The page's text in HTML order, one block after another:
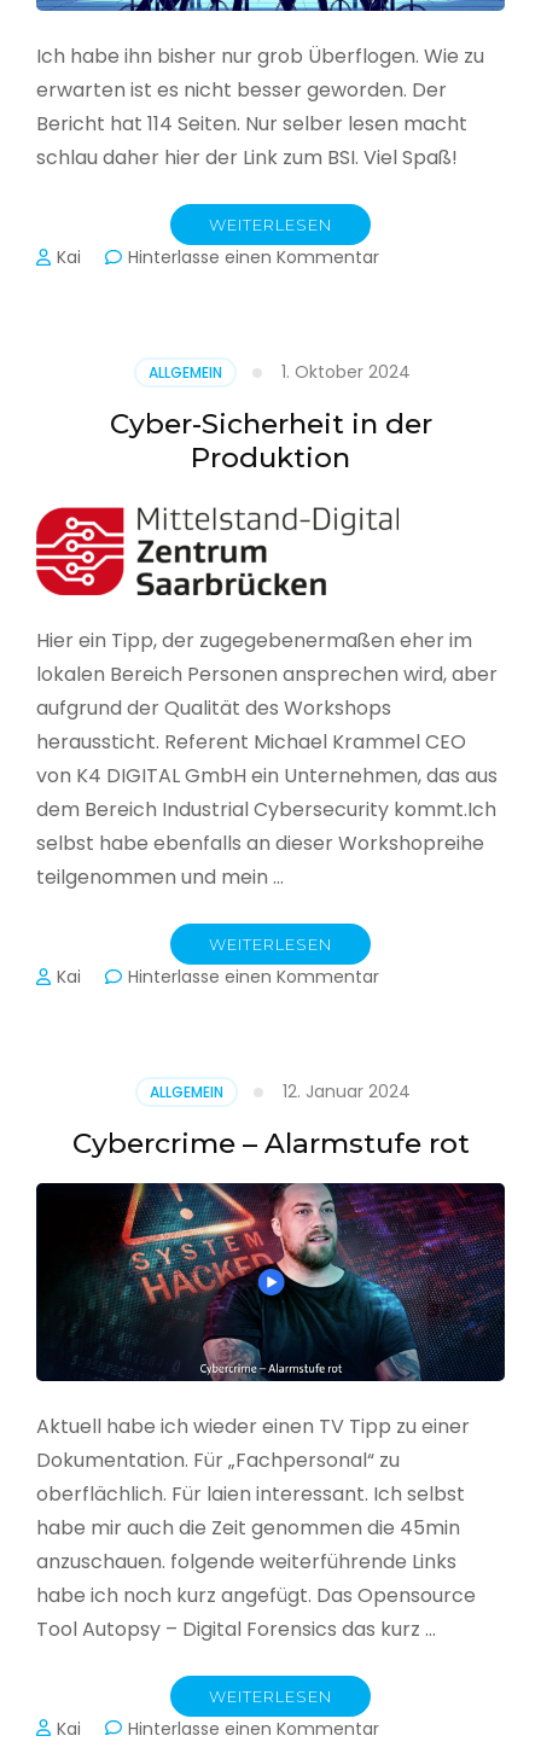
Ich habe ihn bisher nur grob Überflogen. Wie zu
erwarten ist es nicht besser geworden. Der
Bericht hat 114 Seiten. Nur selber lesen macht
schlau daher hier der Link zum BSI. Viel Spaß!
WEITERLESEN
Kai Hinterlasse einen Kommentarzu
seinen
Lagebericht
zur
in
Deutschland
ALLGEMEIN 1. Oktober 2024
Cyber-Sicherheit in der
Produktion
Hier ein Tipp, der zugegebenermaßen eher im
lokalen Bereich Personen ansprechen wird, aber
aufgrund der Qualität des Workshops
heraussticht. Referent Michael Krammel CEO
von K4 DIGITAL GmbH ein Unternehmen, das aus
dem Bereich Industrial Cybersecurity kommt.Ich
selbst habe ebenfalls an dieser Workshopreihe
teilgenommen und mein …
WEITERLESEN
Kai Hinterlasse einen Kommentarzu
Produktion
ALLGEMEIN 12. Januar 2024
Cybercrime – Alarmstufe rot
Aktuell habe ich wieder einen TV Tipp zu einer
Dokumentation. Für „Fachpersonal“ zu
oberflächlich. Für laien interessant. Ich selbst
habe mir auch die Zeit genommen die 45min
anzuschauen. folgende weiterführende Links
habe ich noch kurz angefügt. Das Opensource
Tool Autopsy – Digital Forensics das kurz …
WEITERLESEN
Kai Hinterlasse einen Kommentarzu